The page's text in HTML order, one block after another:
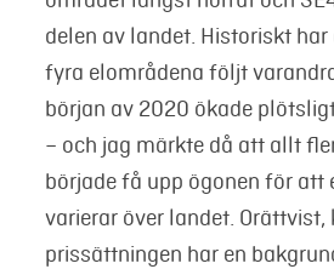
delen av landet. Historiskt har
fyra elområdena följt
början av 2020 ökade
– och jag märkte då att allt
började få upp ögonen för att
varierar över landet. Orättvist,
prissättningen har en